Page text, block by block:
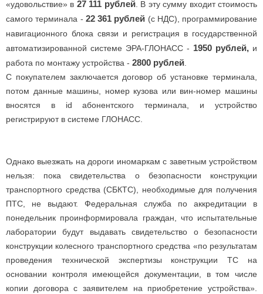
«удовольствие» в 27 111 рублей. В эту сумму входит стоимость
самого терминала - 22 361 рублей (с НДС), программирование
навигационного блока связи и регистрация в государственной
автоматизированной системе ЭРА-ГЛОНАСС - 1950 рублей, и
работа по монтажу устройства - 2800 рублей
С покупателем заключается договор об установке терминала,
потом данные машины, номер кузова или вин-номер машины
вносятся в id абонентского терминала, и устройство
регистрируют в системе ГЛОНАСС.
Однако выезжать на дороги иномаркам с заветным устройством
нельзя: пока свидетельства о безопасности конструкции
транспортного средства (СБКТС), необходимые для получения
ПТС, не выдают. Федеральная служба по аккредитации в
понедельник проинформировала граждан, что испытательные
лаборатории будут выдавать свидетельство о безопасности
конструкции колесного транспортного средства «по результатам
проведения технической экспертизы конструкции ТС на
основании контроля имеющейся документации, в том числе
копии договора с заявителем на приобретение устройства».